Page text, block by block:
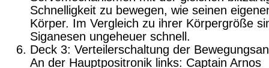
Schnelligkeit zu bewegen, wie seinen
Körper. Im Vergleich zu ihrer Körper­größe
Siganesen ungeheuer schnell.
Deck 3: Verteilerschaltung der
An der Hauptpositronik links: Captain Arnos